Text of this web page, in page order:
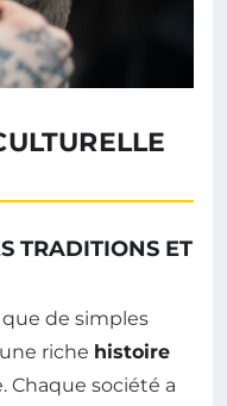
TRADITIONS ET
de simples
riche histoire
Chaque société a